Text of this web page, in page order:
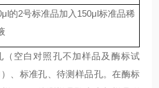
的2号标准品加入 150μl标准品稀
（空白对照孔不加样品及酶标试
、标准孔、待测样品孔。在酶标